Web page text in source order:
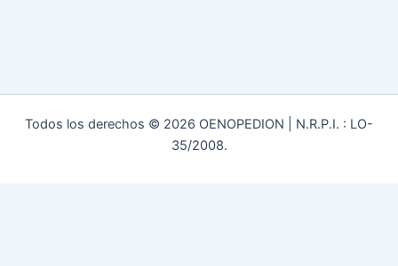
Todos los derechos © 2026 OENOPEDION | N.R.P.I. : LO-
35/2008.